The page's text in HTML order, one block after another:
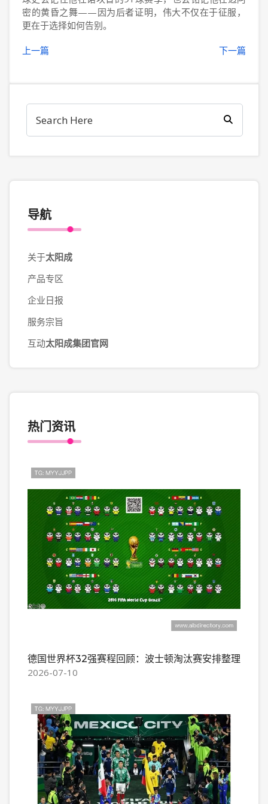
密的黄昏之舞——因为后者证明，伟大不仅在于征服，
更在于选择如何告别。
上一篇 下一篇
导航
关于太阳成
产品专区
企业日报
服务宗旨
互动太阳成集团官网
热门资讯
德国世界杯32强赛程回顾：波士顿淘汰赛安排整理
2026-07-10